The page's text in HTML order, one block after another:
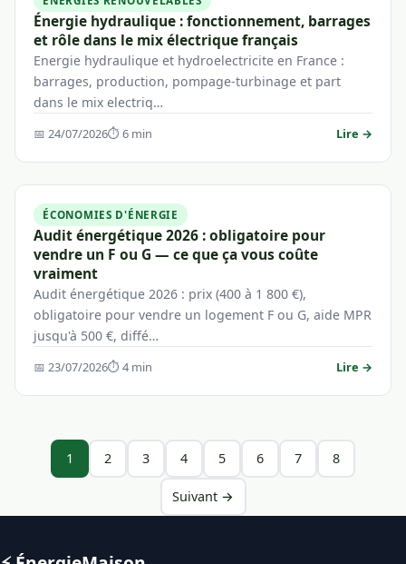
Énergie hydraulique : fonctionnement, barrages
et rôle dans le mix électrique français
Energie hydraulique et hydroelectricite en France :
barrages, production, pompage-turbinage et part
dans le mix electriq…
📅 24/07/2026⏱ 6 min Lire →
ÉCONOMIES D'ÉNERGIE
Audit énergétique 2026 : obligatoire pour
vendre un F ou G — ce que ça vous coûte
vraiment
Audit énergétique 2026 : prix (400 à 1 800 €),
obligatoire pour vendre un logement F ou G, aide MPR
jusqu'à 500 €, diffé…
📅 23/07/2026⏱ 4 min Lire →
1 2 3 4 5 6 7 8
Suivant →